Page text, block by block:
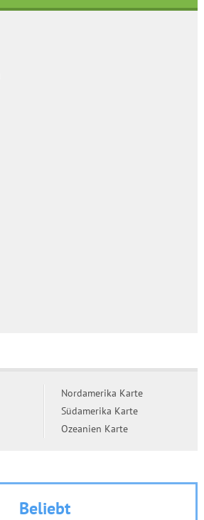
Nordamerika Karte
Südamerika Karte
Ozeanien Karte
Beliebt